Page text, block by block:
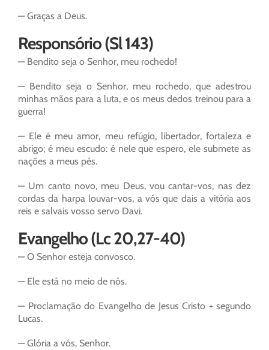
— Graças a Deus.
Responsório (Sl 143)
— Bendito seja o Senhor, meu rochedo!
— Bendito seja o Senhor, meu rochedo, que adestrou
minhas mãos para a luta, e os meus dedos treinou para a
guerra!
— Ele é meu amor, meu refúgio, libertador, fortaleza e
abrigo; é meu escudo: é nele que espero, ele submete as
nações a meus pés.
— Um canto novo, meu Deus, vou cantar-vos, nas dez
cordas da harpa louvar-vos, a vós que dais a vitória aos
reis e salvais vosso servo Davi.
Evangelho (Lc 20,27-40)
— O Senhor esteja convosco.
— Ele está no meio de nós.
— Proclamação do Evangelho de Jesus Cristo + segundo
Lucas.
— Glória a vós, Senhor.